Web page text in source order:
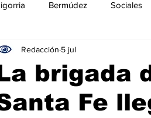
Bermúdez Sociales
Beltrán San Lorenzo
Roldán Departamento San
brigada
Fe
Redacción 5 jul